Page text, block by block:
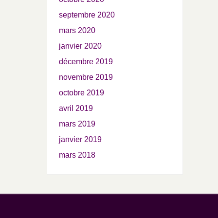
septembre 2020
mars 2020
janvier 2020
décembre 2019
novembre 2019
octobre 2019
avril 2019
mars 2019
janvier 2019
mars 2018